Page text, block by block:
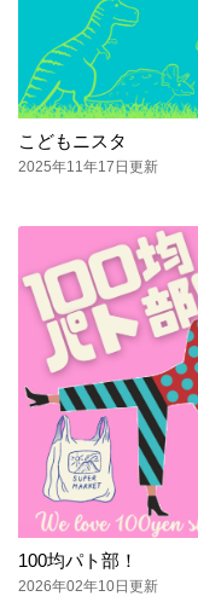
こどもニスタ
2025年11年17日更新
100均パト部！
2026年02年10日更新